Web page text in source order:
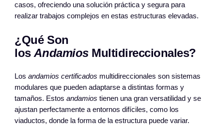
casos, ofreciendo una solución práctica y segura para
realizar trabajos complejos en estas estructuras elevadas.
¿Qué Son
losAndamiosMultidireccionales?
Losandamios certificados multidireccionales son sistemas
modulares que pueden adaptarse a distintas formas y
tamaños. Estosandamios tienen una gran versatilidad y se
ajustan perfectamente a entornos difíciles, como los
viaductos, donde la forma de la estructura puede variar.